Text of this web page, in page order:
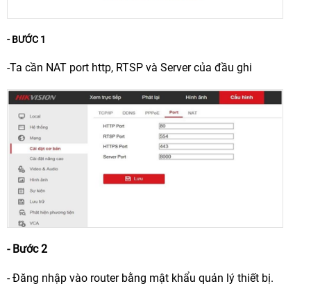
- BƯỚC 1
-Ta cần NAT port http, RTSP và Server của đầu ghi
- Bước 2
- Đăng nhập vào router bằng mật khẩu quản lý thiết bị.